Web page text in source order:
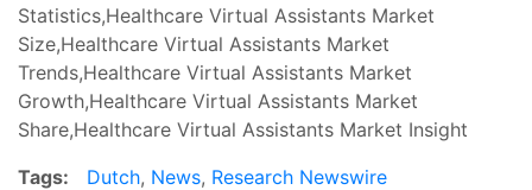
Statistics,Healthcare Virtual Assistants Market
Size,Healthcare Virtual Assistants Market
Trends,Healthcare Virtual Assistants Market
Growth,Healthcare Virtual Assistants Market
Share,Healthcare Virtual Assistants Market Insight
Tags:
Dutch, News, Research Newswire